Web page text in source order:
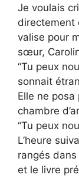
Je voulais
directement
valise pour
sœur,
“Tu peux
sonnait
Elle ne
chambre
“Tu peux
L’heure
rangés
et le livre